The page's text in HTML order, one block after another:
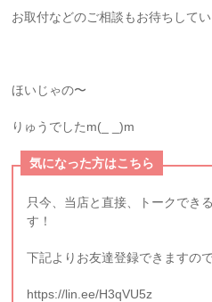
お取付などのご相談もお待ちして
ほいじゃの〜
りゅうでしたm(_ _)m
気になった方はこちら
只今、当店と直接、トークでき
す！
下記よりお友達登録できますの
https://lin.ee/H3qVU5z